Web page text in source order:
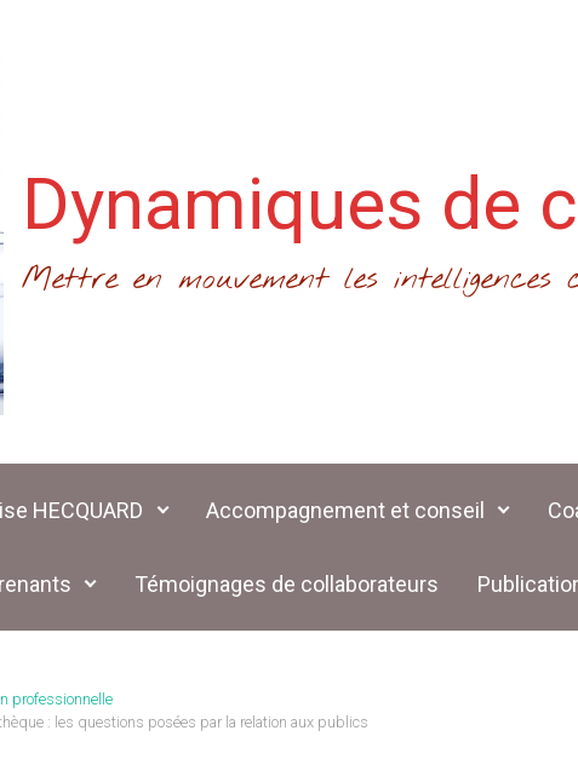
Dynamiques de
Mettre en mouvement les intelligences
HECQUARD Accompagnement et conseil
Témoignages de collaborateurs
professionnelle
: les questions posées par la relation aux publics